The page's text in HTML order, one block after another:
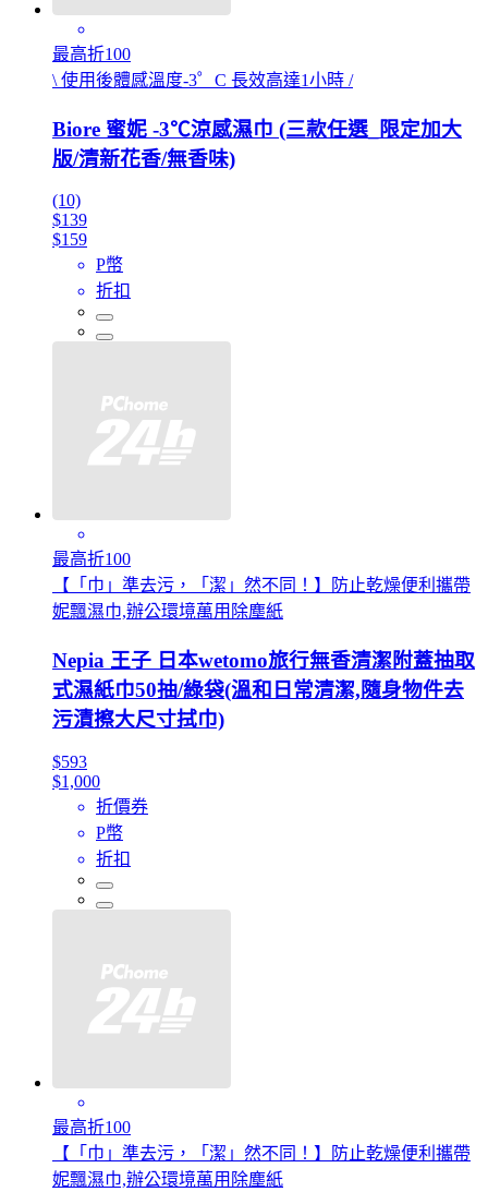
最高折100
\ 使用後體感溫度-3゜C 長效高達1小時 /
Biore 蜜妮 -3℃涼感濕巾 (三款任選_限定加大
版/清新花香/無香味)
(10)
$139
$159
P幣
折扣
最高折100
【「巾」準去污，「潔」然不同！】防止乾燥便利攜帶
妮飄濕巾,辦公環境萬用除塵紙
Nepia 王子 日本wetomo旅行無香清潔附蓋抽取
式濕紙巾50抽/綠袋(溫和日常清潔,隨身物件去
污漬擦大尺寸拭巾)
$593
$1,000
折價券
P幣
折扣
最高折100
【「巾」準去污，「潔」然不同！】防止乾燥便利攜帶
妮飄濕巾,辦公環境萬用除塵紙